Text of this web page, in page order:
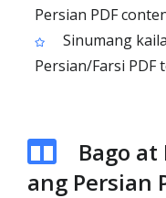
Persian PDF
Sinumang
Persian/Farsi
Bago
ang Persian